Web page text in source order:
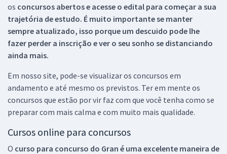
os concursos abertos e acesse o edital para começar a sua
trajetória de estudo. É muito importante se manter
sempre atualizado, isso porque um descuido pode lhe
fazer perder a inscrição e ver o seu sonho se distanciando
ainda mais.
Em nosso site, pode-se visualizar os concursos em
andamento e até mesmo os previstos. Ter em mente os
concursos que estão por vir faz com que você tenha como se
preparar com mais calma e com muito mais qualidade.
Cursos online para concursos
O curso para concurso do Gran é uma excelente maneira de